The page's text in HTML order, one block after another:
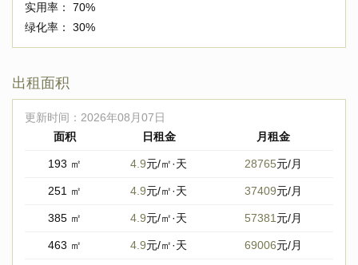
实用率：
70%
绿化率：
30%
出租面积
更新时间： 2026年08月07日
面积
日租金 月租金
193 ㎡ 4.9元/㎡·天 28765元/月
251 ㎡ 4.9元/㎡·天 37409元/月
385 ㎡ 4.9元/㎡·天 57381元/月
463 ㎡ 4.9元/㎡·天 69006元/月